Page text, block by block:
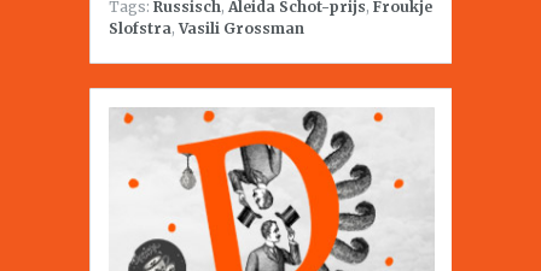
Tags: Russisch, Aleida Schot-prijs, Froukje
Slofstra,Vasili Grossman